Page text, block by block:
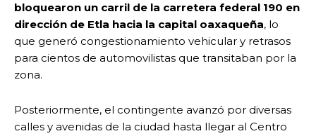
bloquearon un carril de la carretera federal 190 en
dirección de Etla hacia la capital oaxaqueña, lo
que generó congestionamiento vehicular y retrasos
para cientos de automovilistas que transitaban por la
zona.
Posteriormente, el contingente avanzó por diversas
calles y avenidas de la ciudad hasta llegar al Centro